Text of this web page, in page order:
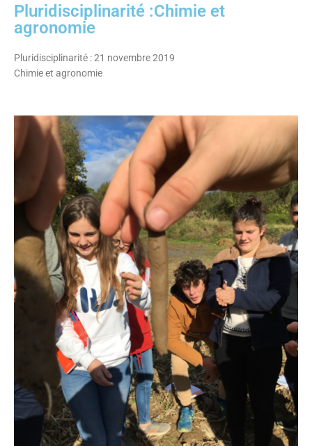
Pluridisciplinarité :Chimie et
agronomie
Pluridisciplinarité : 21 novembre 2019
Chimie et agronomie